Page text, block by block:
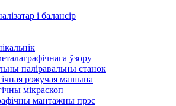
і балансір
ўзору
паліравальны станок
рэжучая машына
мікраскоп
мантажны прэс